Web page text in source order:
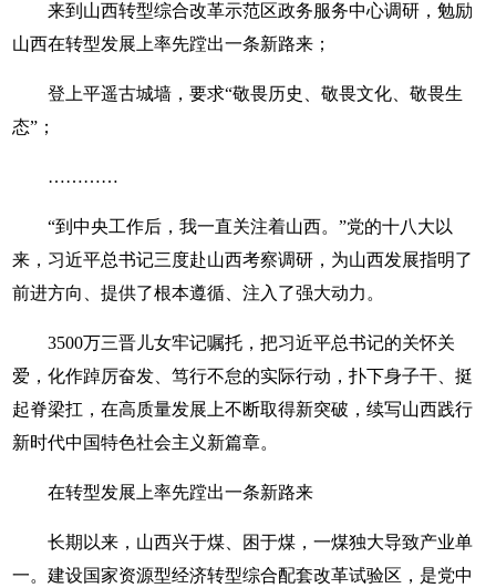
来到山西转型综合改革示范区政务服务中心调研，勉励
山西在转型发展上率先蹚出一条新路来；
登上平遥古城墙，要求“敬畏历史、敬畏文化、敬畏生
态”；
…………
“到中央工作后，我一直关注着山西。”党的十八大以
来，习近平总书记三度赴山西考察调研，为山西发展指明了
前进方向、提供了根本遵循、注入了强大动力。
3500万三晋儿女牢记嘱托，把习近平总书记的关怀关
爱，化作踔厉奋发、笃行不怠的实际行动，扑下身子干、挺
起脊梁扛，在高质量发展上不断取得新突破，续写山西践行
新时代中国特色社会主义新篇章。
在转型发展上率先蹚出一条新路来
长期以来，山西兴于煤、困于煤，一煤独大导致产业单
一。建设国家资源型经济转型综合配套改革试验区，是党中